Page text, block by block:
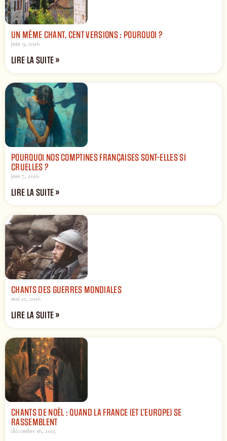
UN MÊME CHANT, CENT VERSIONS : POURQUOI ?
juin 9, 2026
LIRE LA SUITE »
POURQUOI NOS COMPTINES FRANÇAISES SONT-ELLES SI
CRUELLES ?
juin 7, 2026
LIRE LA SUITE »
CHANTS DES GUERRES MONDIALES
mai 21, 2026
LIRE LA SUITE »
CHANTS DE NOËL : QUAND LA FRANCE (ET L’EUROPE) SE
RASSEMBLENT
décembre 16, 2025